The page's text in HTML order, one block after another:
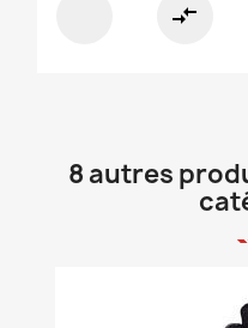
compare_arrows
8 autres